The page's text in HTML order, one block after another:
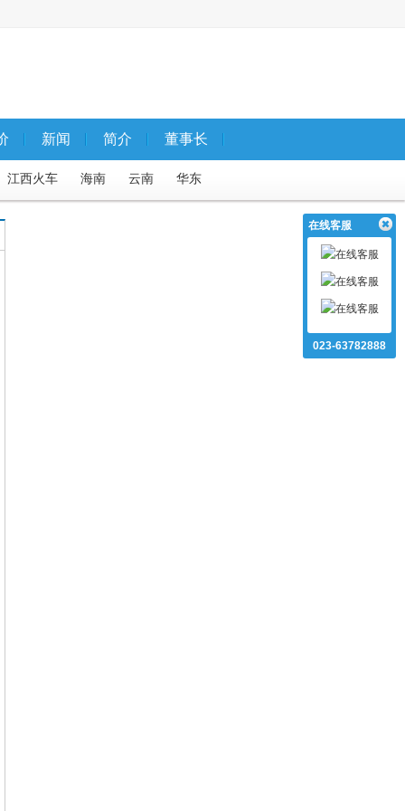
江西火车 海南 云南 华东
内5天内）
短线
用
新闻 简介 董事长
在线客服
023-63782888